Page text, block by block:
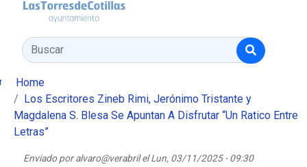
Buscar
Home
Los Escritores Zineb Rimi, Jerónimo Tristante y
Magdalena S. Blesa Se Apuntan A Disfrutar “Un Ratico Entre
Letras”
Enviado poralvaro@verabril elLun, 03/11/2025 - 09:30